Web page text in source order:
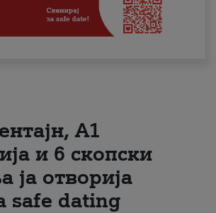
A1
и 6 скопски
ја отворија
safe dating